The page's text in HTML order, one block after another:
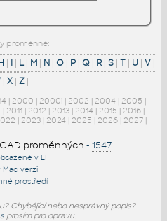
proměnné:
| I| L| M| N| O| P| Q| R| S| T| U| V|
| X | Z |
| 2000 | 2000i | 2002 | 2004 | 2005 |
| 2011 | 2012 | 2013 | 2014 | 2015 | 2016 |
| 2023 | 2024 | 2025 | 2026 | 2027 |
proměnných - 1547
v LT
Mac verzi
prostředí
Chybějící nebo nesprávný popis?
prosím pro opravu.